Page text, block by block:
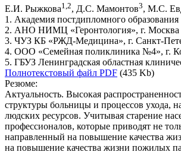
Е.И. Рыжкова1 2, Д.С. Мамонтов3, М.С.
1. Академия постдипломного
2. АНО НИМЦ «Геронтология», г. Москва
3. ЧУЗ КБ «РЖД-Медицина», г. Санкт-
4. ООО «Семейная поликлиника №4», г.
5. ГБУЗ Ленинградская областная
Полнотекстовый файл PDF (435 Kb)
Резюме:
Актуальность. Высокая
структуры больницы и процессов ухода,
людских ресурсов. Учитывая старение
профессионалов, которые приводят не
направленный на повышение качества
на повышение качества жизни пожилых